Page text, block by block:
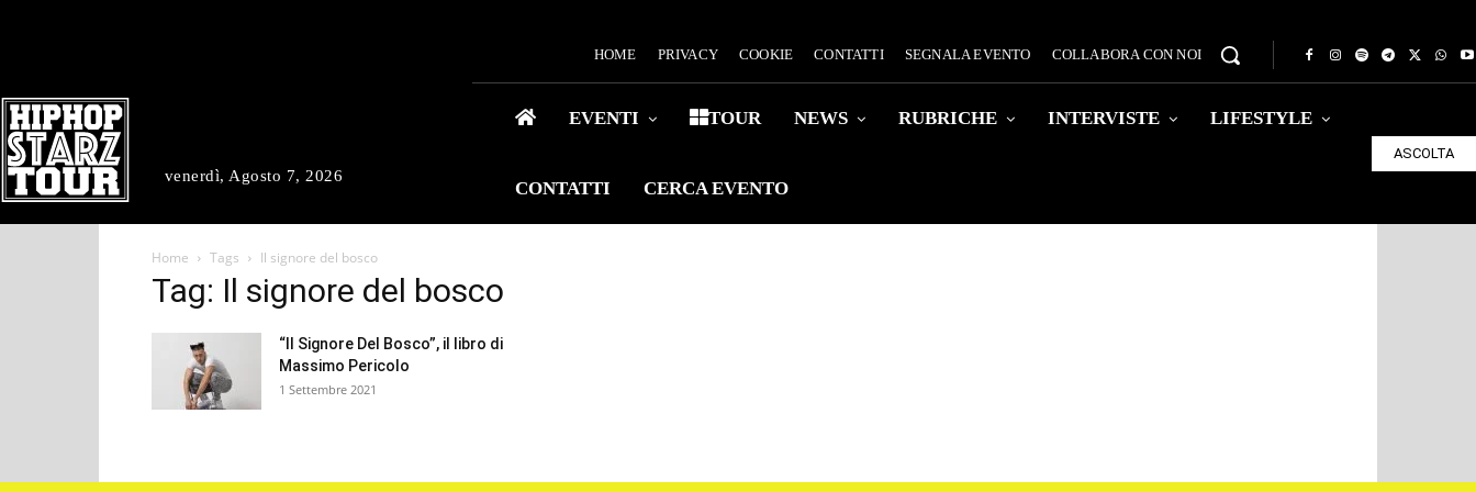
venerdì, Agosto 7, 2026
HOME PRIVACY COOKIE CONTATTI SEGNALA EVENTO COLLABORA CON NOI
EVENTI TOUR NEWS RUBRICHE INTERVISTE LIFESTYLE
CONTATTI CERCA EVENTO
ASCOLTA
Home Tags Il signore del bosco
Tag: Il signore del bosco
“Il Signore Del Bosco”, il libro di
Massimo Pericolo
1 Settembre 2021